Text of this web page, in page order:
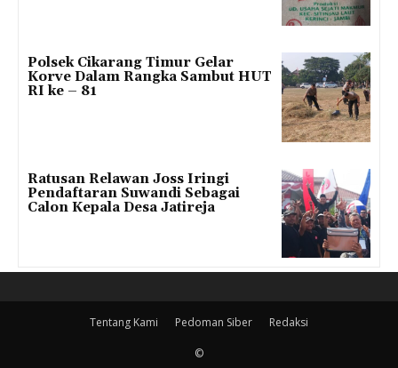
Polsek Cikarang Timur Gelar
Korve Dalam Rangka Sambut HUT
RI ke – 81
Ratusan Relawan Joss Iringi
Pendaftaran Suwandi Sebagai
Calon Kepala Desa Jatireja
Tentang Kami Pedoman Siber Redaksi
©